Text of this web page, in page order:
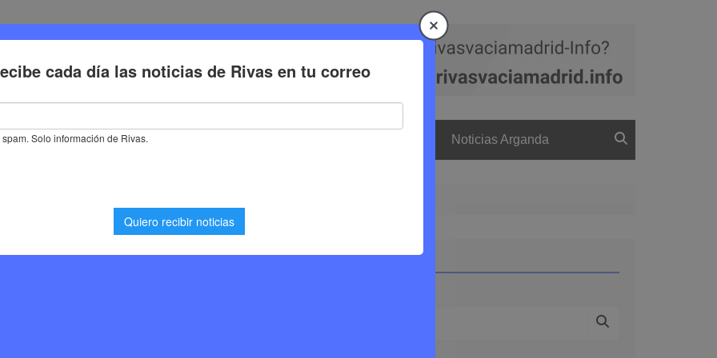
Deporte Cultura Trabajo Noticias Arganda
Rivas Vaciamadrid
de enero de 2025